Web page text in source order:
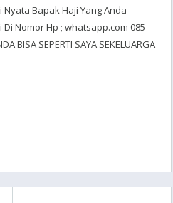
Bapak Haji Yang Anda
Nomor Hp ; whatsapp.com 085
BISA SEPERTI SAYA SEKELUARGA